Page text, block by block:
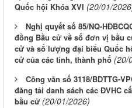
Quốc hội Khóa XVI (20/01/
Nghị quyết số 85/NQ-
đồng Bầu cử về số đơn vị bầu
cử và số lượng đại biểu Quốc
cử của các tỉnh, thành phố (20/
Công văn số 3118/BDTTG-
đăng tải danh sách các ĐVHC
bầu cử (20/01/2026)